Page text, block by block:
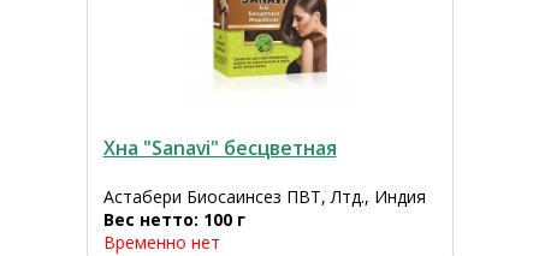
Хна "Sanavi" бесцветная
Астабери Биосаинсез ПВТ, Лтд., Индия
Вес нетто: 100 г
Временно нет